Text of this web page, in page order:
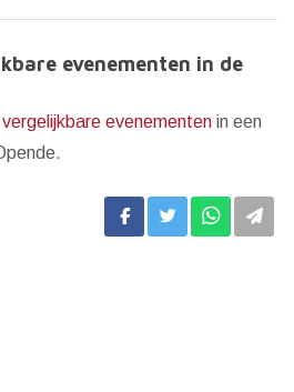
evenementen in de
evenementen in een